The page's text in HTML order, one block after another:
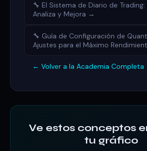
🔧 El Sistema de Diario de Trading:
Analiza y Mejora →
🔧 Guía de Configuración de
Ajustes para el Máximo
← Volver a la Academia Completa
Ve estos conceptos
tu gráfico